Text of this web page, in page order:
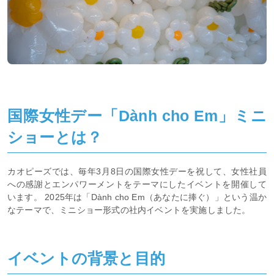
国際女性デー「Dành cho Em」ミニ
ショーとは？
カオピーズでは、毎年3月8日の国際女性デーを祝して、女性社員
への感謝とエンパワーメントをテーマにしたイベントを開催して
います。 2025年は「Dành cho Em（あなたに捧ぐ）」という温か
なテーマで、ミニショー形式の社内イベントを実施しました。
イベントの背景と目的